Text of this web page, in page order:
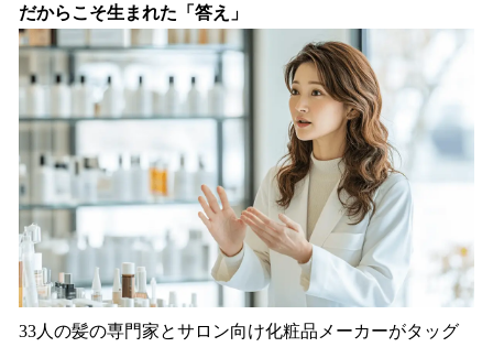
だからこそ生まれた「答え」
33人の髪の専門家とサロン向け化粧品メーカーがタッグ